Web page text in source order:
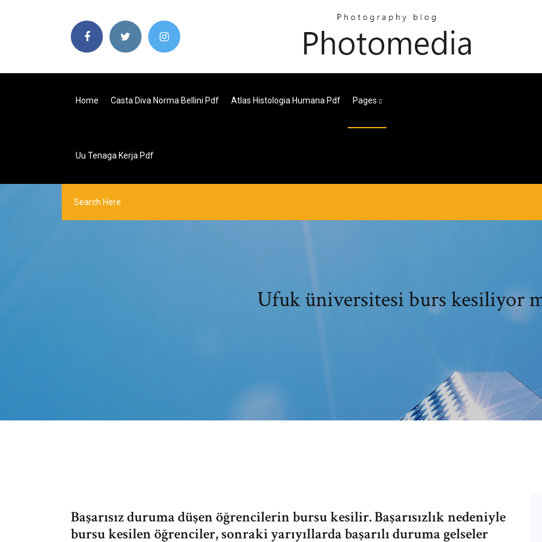
Home Casta Diva Norma Bellini Pdf Atlas Histologia Humana Pdf Pages
Uu Tenaga Kerja Pdf
Ufuk üniversitesi burs kesiliyor
Başarısız duruma düşen öğrencilerin bursu kesilir. Başarısızlık nedeniyle
bursu kesilen öğrenciler, sonraki yarıyıllarda başarılı duruma gelseler